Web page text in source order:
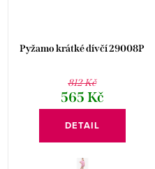
Pyžamo krátké dívčí 29008P
812 Kč
565 Kč
DETAIL